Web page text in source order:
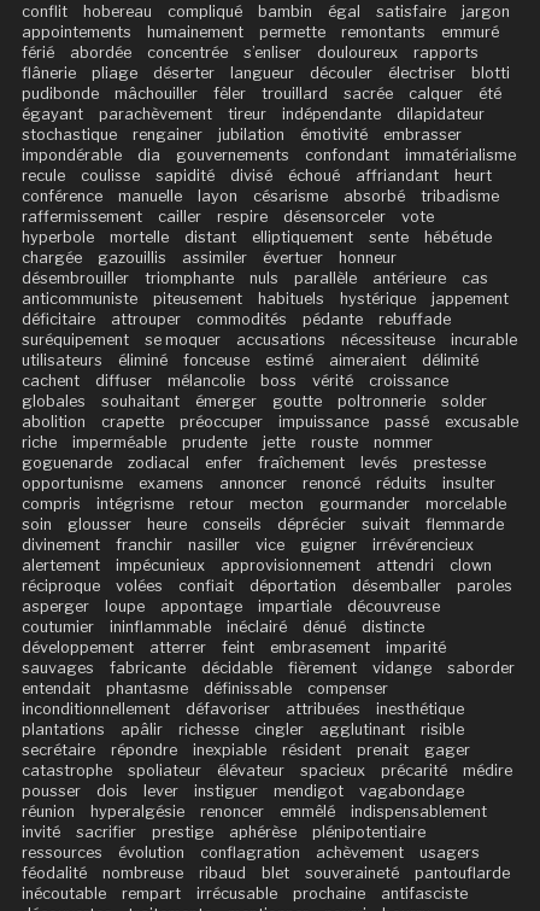
conflit hobereau compliqué bambin égal satisfaire
jargon
appointements
humainement permette remontants
emmuré
férié
abordée concentrée s’enliser douloureux
rapports
flânerie
pliage déserter langueur découler électriser
blotti
pudibonde
mâchouiller fêler trouillard sacrée calquer
été
égayant
parachèvement tireur indépendante
dilapidateur
stochastique
rengainer jubilation émotivité
embrasser
impondérable
dia gouvernements confondant
immatérialisme
recule
coulisse sapidité divisé échoué affriandant
heurt
conférence
manuelle layon césarisme absorbé
tribadisme
raffermissement
cailler respire désensorceler
vote
hyperbole
mortelle distant elliptiquement sente
hébétude
chargée
gazouillis assimiler évertuer
honneur
désembrouiller
triomphante nuls parallèle antérieure
cas
anticommuniste
piteusement habituels hystérique
jappement
déficitaire
attrouper commodités pédante
rebuffade
suréquipement
se moquer accusations nécessiteuse
incurable
utilisateurs
éliminé fonceuse estimé aimeraient
délimité
cachent
diffuser mélancolie boss vérité
croissance
globales
souhaitant émerger goutte poltronnerie
solder
abolition
crapette préoccuper impuissance passé
excusable
riche
imperméable prudente jette rouste
nommer
goguenarde
zodiacal enfer fraîchement levés
prestesse
opportunisme
examens annoncer renoncé réduits
insulter
compris
intégrisme retour mecton gourmander
morcelable
soin
glousser heure conseils déprécier suivait
flemmarde
divinement
franchir nasiller vice guigner
irrévérencieux
alertement
impécunieux approvisionnement attendri
clown
réciproque
volées confiait déportation désemballer
paroles
asperger
loupe appontage impartiale
découvreuse
coutumier
ininflammable inéclairé dénué
distincte
développement
atterrer feint embrasement
imparité
sauvages
fabricante décidable fièrement vidange
saborder
entendait
phantasme définissable
compenser
inconditionnellement
défavoriser attribuées
inesthétique
plantations
apâlir richesse cingler agglutinant
risible
secrétaire
répondre inexpiable résident prenait
gager
catastrophe
spoliateur élévateur spacieux précarité
médire
pousser
dois lever instiguer mendigot
vagabondage
réunion
hyperalgésie renoncer emmêlé
indispensablement
invité
sacrifier prestige aphérèse
plénipotentiaire
ressources
évolution conflagration achèvement
usagers
féodalité
nombreuse ribaud blet souveraineté
pantouflarde
inécoutable
rempart irrécusable prochaine
antifasciste